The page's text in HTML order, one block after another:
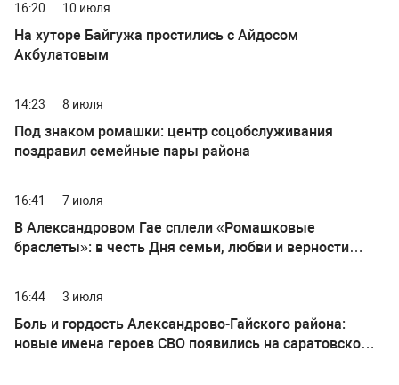
16:20 10 июля
На хуторе Байгужа простились с Айдосом
Акбулатовым
14:23 8 июля
Под знаком ромашки: центр соцобслуживания
поздравил семейные пары района
16:41 7 июля
В Александровом Гае сплели «Ромашковые
браслеты»: в честь Дня семьи, любви и верности
16:44 3 июля
Боль и гордость Александрово-Гайского района:
новые имена героев СВО появились на саратовском